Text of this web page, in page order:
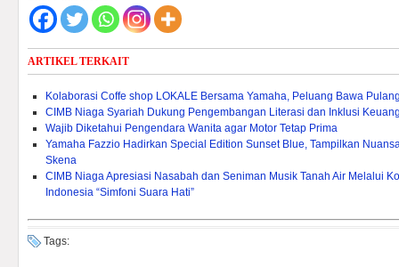
ARTIKEL TERKAIT
Kolaborasi Coffe shop LOKALE Bersama Yamaha, Peluang Bawa
CIMB Niaga Syariah Dukung Pengembangan Literasi dan Inklusi
Wajib Diketahui Pengendara Wanita agar Motor Tetap Prima
Yamaha Fazzio Hadirkan Special Edition Sunset Blue, Tampilkan
Skena
CIMB Niaga Apresiasi Nasabah dan Seniman Musik Tanah Air Melalui
Indonesia “Simfoni Suara Hati”
Tags: